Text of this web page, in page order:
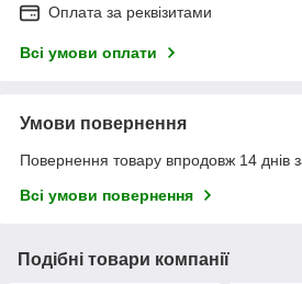
Оплата за реквізитами
Всі умови оплати
Умови повернення
Повернення товару впродовж 14 днів
Всі умови повернення
Подібні товари компанії